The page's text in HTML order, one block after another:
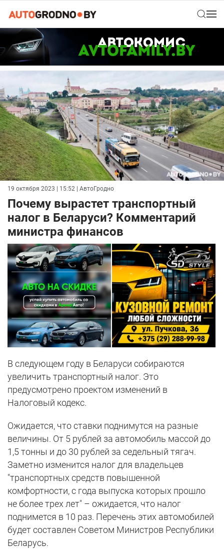
19 октября 2023 | 15:52 | АвтоГродно
Почему вырастет транспортный
налог в Беларуси? Комментарий
министра финансов
В следующем году в Беларуси собираются
увеличить транспортный налог. Это
предусмотрено проектом изменений в
Налоговый кодекс.
Ожидается, что ставки поднимутся на разные
величины. От 5 рублей за автомобиль массой до
1,5 тонны и до 30 рублей за седельный тягач.
Заметно изменится налог для владельцев
"транспортных средств повышенной
комфортности, с года выпуска которых прошло
не более трех лет" – ожидается, что налог
поднимется в 10 раз. Перечень этих автомобилей
будет составлен Советом Министров Республики
Беларусь.